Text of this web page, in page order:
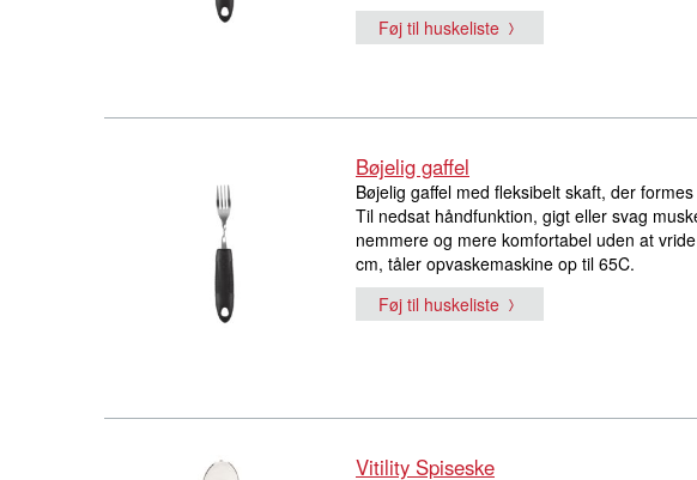
Føj til huskeliste
Bøjelig gaffel
Bøjelig gaffel med fleksibelt skaft, der
Til nedsat håndfunktion, gigt eller svag
nemmere og mere komfortabel uden at
cm, tåler opvaskemaskine op til 65C.
Føj til huskeliste
Vitility Spiseske